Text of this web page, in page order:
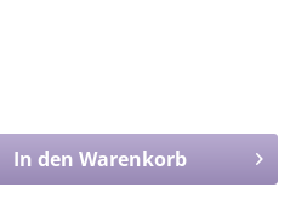
In den Warenkorb